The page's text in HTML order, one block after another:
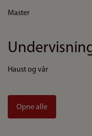
Master
Haust og vår
Opne alle